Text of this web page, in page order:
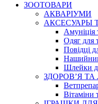
ЗООТОВАРИ
АКВАРІУМИ
АКСЕСУАРЫ
Амуніція
Одяг для
Повідці
Шлейки
ЗДОРОВ’Я
Вітаміни